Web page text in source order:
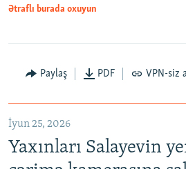
Ətraflı burada oxuyun
Paylaş PDF VPN-siz
İyun 25, 2026
Yaxınları Salayevin